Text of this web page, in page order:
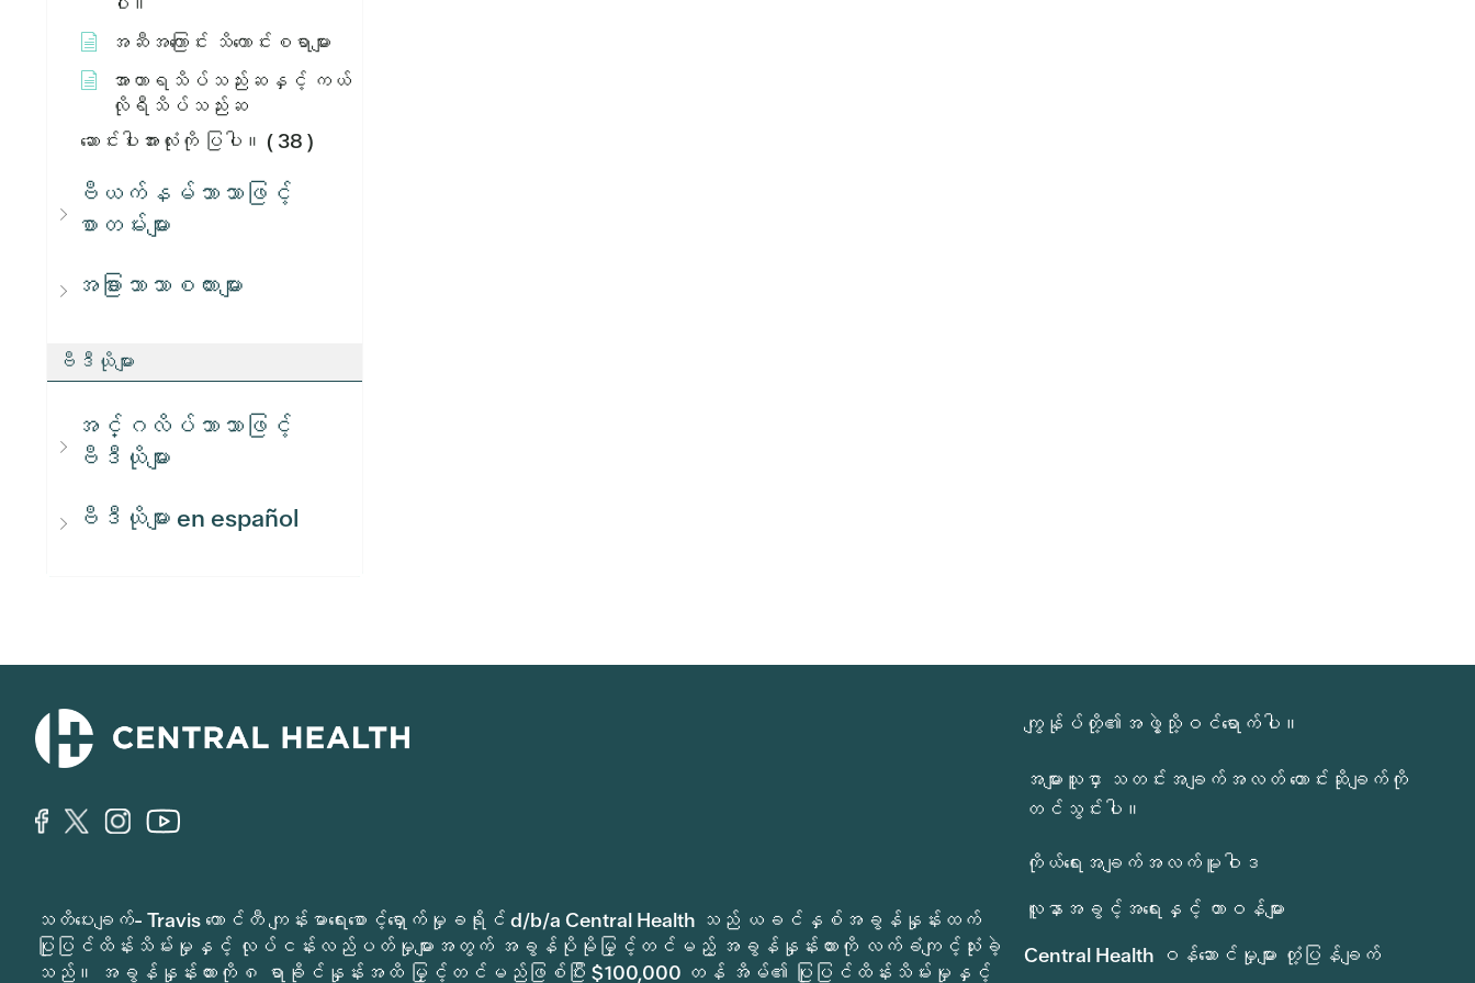
အဆီအကြောင်း သိကောင်းစရာများ
အာဟာရသိပ်သည်းဆနှင့် ကယ်
လိုရီသိပ်သည်းဆ
ဆောင်းပါးအားလုံးကို ပြပါ။ ( 38 )
ဗီယက်နမ်ဘာသာဖြင့်
စာတမ်းများ
အခြားဘာသာစကားများ
ဗီဒီယိုများ
အင်္ဂလိပ်ဘာသာဖြင့်
ဗီဒီယိုများ
ဗီဒီယိုများ en español
သတိပေးချက်- Travis ကောင်တီ ကျန်းမာရေးစောင့်ရှောက်မှုခရိုင် d/b/a Central Health သည် ယခင်နှစ်အခွန်နှုန်းထက်
ပြုပြင်ထိန်းသိမ်းမှုနှင့် လုပ်ငန်းလည်ပတ်မှုများအတွက် အခွန်ပိုမိုမြှင့်တင်မည့် အခွန်နှုန်းထားကို လက်ခံကျင့်သုံးခဲ့
သည်။ အခွန်နှုန်းထားကို ၈ ရာခိုင်နှုန်းအထိ မြှင့်တင်မည်ဖြစ်ပြီး $100,000 တန် အိမ်၏ ပြုပြင်ထိန်းသိမ်းမှုနှင့်
ကျွန်ုပ်တို့၏အဖွဲ့သို့ဝင်ရောက်ပါ။
အများသူငှာ သတင်းအချက်အလတ် တောင်းဆိုချက်ကို
တင်သွင်းပါ။
ကိုယ်ရေးအချက်အလက်မူဝါဒ
လူနာအခွင့်အရေးနှင့် တာဝန်များ
Central Health ဝန်ဆောင်မှုများ တုံ့ပြန်ချက်